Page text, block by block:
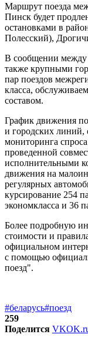
Маршрут поезда
Пинск будет
остановками в
Полесский),
В сообщении
также крупными
пар поездов
класса,
составом.
График движения
и городских
мониторинга спроса
проведенной
исполнительными
движения на
регулярных
курсирование 254
экономкласса и 36
Более подробную
стоимости и
официальном
с помощью
поезд".
#беларусь#поезд
259
Поделится VK